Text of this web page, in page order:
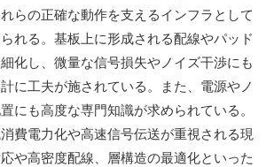
らの正確な動作を支えるインフラとして
れる。基板上に形成される配線やパッド
化し、微量な信号損失やノイズ干渉にも
に工夫が施されている。また、電源やノ
にも高度な専門知識が求められている。
費電力化や高速信号伝送が重視される現
や高密度配線、層構造の最適化といった